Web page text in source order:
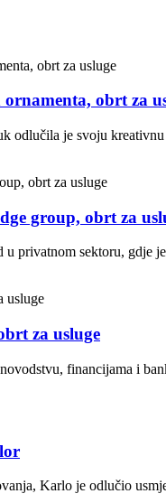
obrt za
odlučila je svoju
group, obrt za
u privatnom sektoru, gdje
za usluge
financijama i
Karlo je odlučio